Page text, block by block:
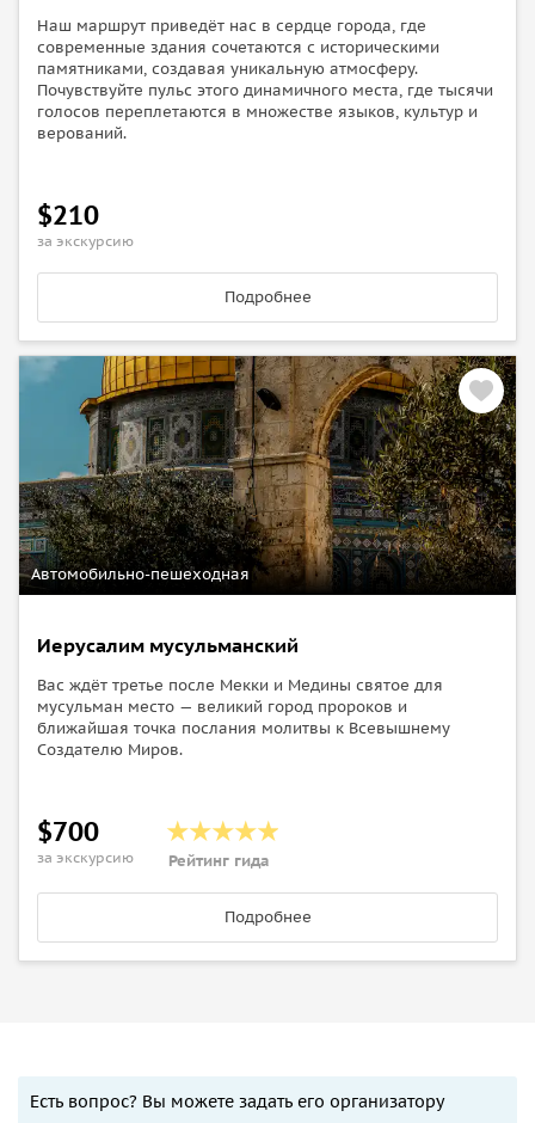
Наш маршрут приведёт нас в сердце города, где
современные здания сочетаются с историческими
памятниками, создавая уникальную атмосферу.
Почувствуйте пульс этого динамичного места, где тысячи
голосов переплетаются в множестве языков, культур и
верований.
$210
за экскурсию
Подробнее
Автомобильно-пешеходная
Иерусалим мусульманский
Вас ждёт третье после Мекки и Медины святое для
мусульман место — великий город пророков и
ближайшая точка послания молитвы к Всевышнему
Создателю Миров.
$700
за экскурсию Рейтинг гида
Подробнее
Есть вопрос? Вы можете задать его организатору